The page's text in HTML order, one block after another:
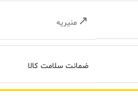
منیریه
ضمانت سلامت کالا